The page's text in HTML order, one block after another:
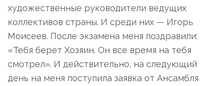
художественные руководители ведущих
коллективов страны. И среди них — Игорь
Моисеев. После экзамена меня поздравили:
«Тебя берет Хозяин. Он все время на тебя
смотрел». И действительно, на следующий
день на меня поступила заявка от Ансамбля